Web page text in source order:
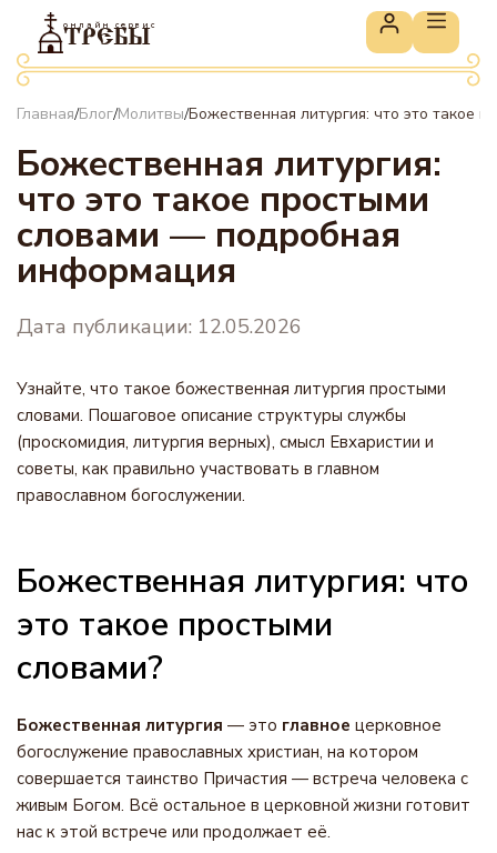
онлайн сервис
ТРЕБЫ
Главная/Блог/Молитвы/Божественная литургия: что это такое
Божественная литургия:
что это такое простыми
словами — подробная
информация
Дата публикации: 12.05.2026
Узнайте, что такое божественная литургия простыми
словами. Пошаговое описание структуры службы
(проскомидия, литургия верных), смысл Евхаристии и
советы, как правильно участвовать в главном
православном богослужении.
Божественная литургия: что
это такое простыми
словами?
Божественная литургия — это главное церковное
богослужение православных христиан, на котором
совершается таинство Причастия — встреча человека с
живым Богом. Всё остальное в церковной жизни готовит
нас к этой встрече или продолжает её.